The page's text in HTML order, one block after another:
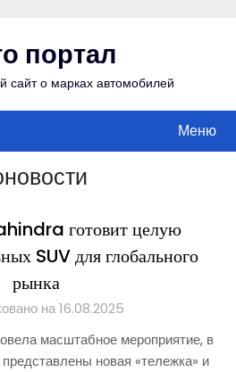
портал
о марках автомобилей
Меню
готовит целую
SUV для глобального
рынка
на 16.08.2025
масштабное мероприятие, в
новая «тележка» и